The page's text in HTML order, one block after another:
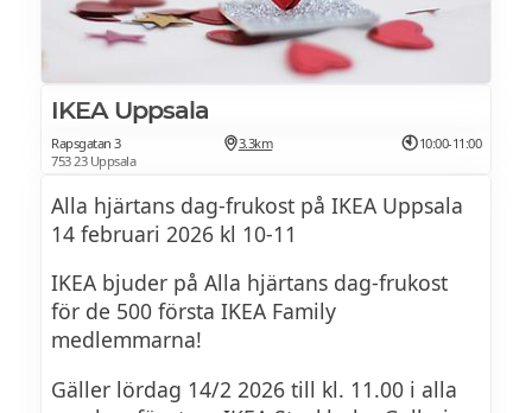
IKEA Uppsala
Rapsgatan 3
753 23 Uppsala
3.3km 10:00-11:00
Alla hjärtans dag-frukost på IKEA Uppsala
14 februari 2026 kl 10-11
IKEA bjuder på Alla hjärtans dag-frukost
för de 500 första IKEA Family
medlemmarna!
Gäller lördag 14/2 2026 till kl. 11.00 i alla